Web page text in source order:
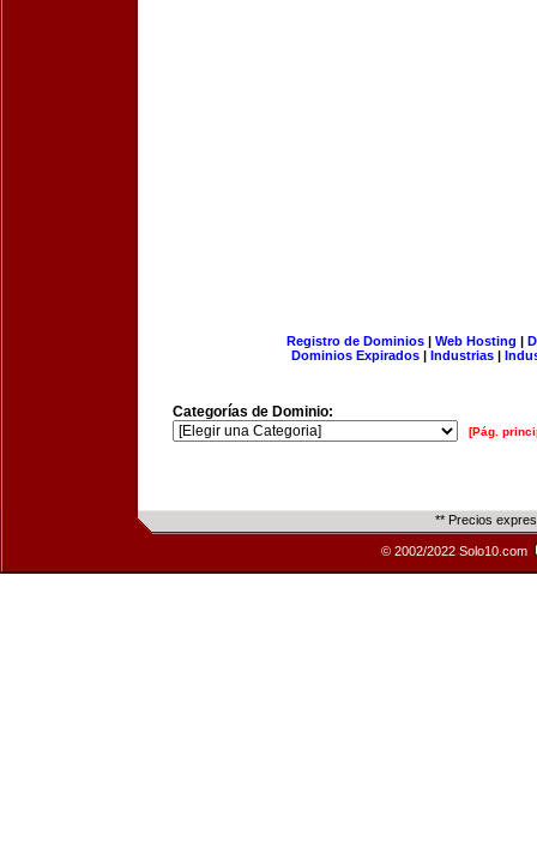
Registro de Dominios| Web Hosting |
Dominios Expirados | Industrias |
Categorías de Dominio:
[Pág.
** Precios
© 2002/2022 Solo10.com